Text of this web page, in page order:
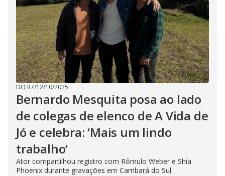
DO R7/12/10/2025
Bernardo Mesquita posa ao lado
de colegas de elenco de A Vida de
Jó e celebra: ‘Mais um lindo
trabalho’
Ator compartilhou registro com Rômulo Weber e Shia
Phoenix durante gravações em Cambará do Sul